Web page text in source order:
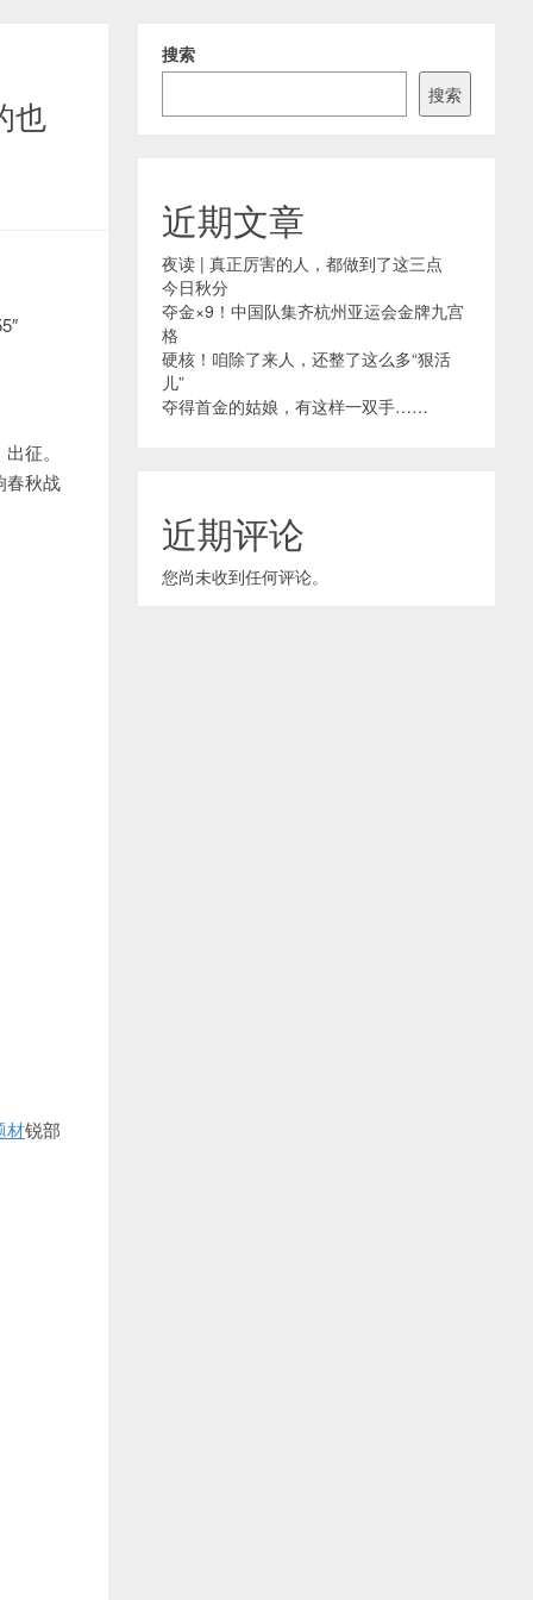
也
征。
春秋战
材锐部
搜索
搜索
近期文章
夜读 | 真正厉害的人，都做到了这三点
今日秋分
夺金×9！中国队集齐杭州亚运会金牌九宫
格
硬核！咱除了来人，还整了这么多“狠活
儿”
夺得首金的姑娘，有这样一双手……
近期评论
您尚未收到任何评论。